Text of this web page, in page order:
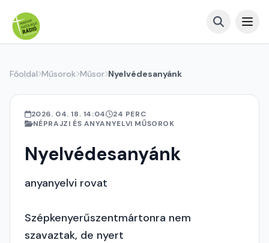
Főoldal Műsorok Műsor Nyelvédesanyánk
2026. 04. 18. 14:04
24 PERC
NÉPRAJZI ÉS ANYANYELVI MŰSOROK
Nyelvédesanyánk
anyanyelvi rovat
Szépkenyerűszentmártonra nem
szavaztak, de nyert